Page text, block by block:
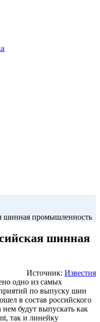
шинная промышленность
шинная
Источник: Известия
одно из самых
по выпуску шин
в состав российского
будут выпускать как
так и линейку